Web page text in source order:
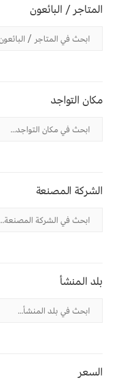
المتاجر / البائعون
مكان التواجد
الشركة المصنعة
بلد المنشأ
السعر